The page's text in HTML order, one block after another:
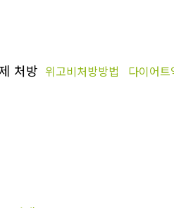
처방 위고비처방방법 다이어트